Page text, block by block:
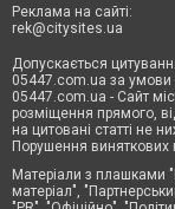
Реклама на сайті:
rek@citysites.ua
Допускається
05447.com.ua за умови
05447.com.ua - Сайт
розміщення прямого,
на цитовані статті не
Порушення виняткових
Матеріали з плашками
матеріал",